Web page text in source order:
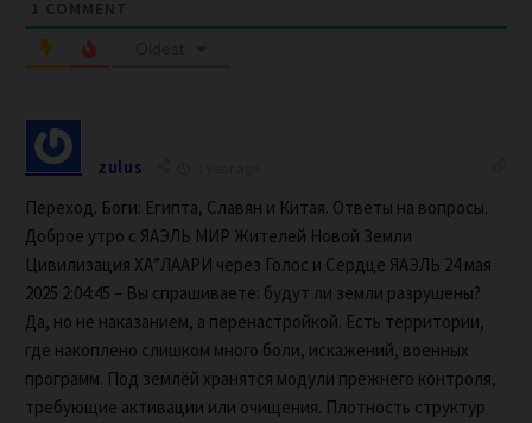
zulus
Переход. Боги: Египта, Славян и Китая. Ответы на вопросы.
Доброе утро с ЯАЭЛЬ МИР Жителей Новой Земли
Цивилизация ХА”ЛААРИ через Голос и Сердце ЯАЭЛЬ 24 мая
2025 2:04:45 – Вы спрашиваете: будут ли земли разрушены?
Да, но не наказанием, а перенастройкой. Есть территории,
где накоплено слишком много боли, искажений, военных
программ. Под землёй хранятся модули прежнего контроля,
требующие активации или очищения. Плотность структур